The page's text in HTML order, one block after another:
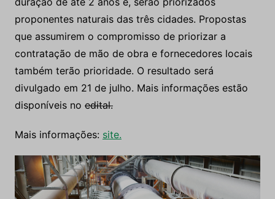
proponentes naturais das três cidades. Propostas
que assumirem o compromisso de priorizar a
contratação de mão de obra e fornecedores locais
também terão prioridade. O resultado será
divulgado em 21 de julho. Mais informações estão
disponíveis no edital.
Mais informações: site.